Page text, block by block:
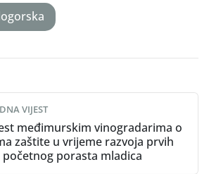
VIJEST
međimurskim vinogradarima o
zaštite u vrijeme razvoja prvih
početnog porasta mladica